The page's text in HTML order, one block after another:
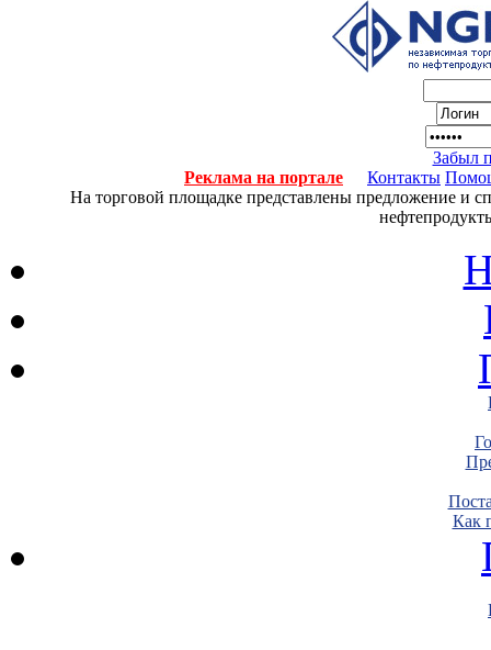
Забыл
Реклама на портале
Контакты
На торговой площадке представлены предложение и
Как